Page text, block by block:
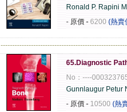
Ronald P. Rapini
- 原價 - 6200 (熱賣
65.Diagnostic
No：----
Gunnlaugur Petur
- 原價 - 10500 (熱